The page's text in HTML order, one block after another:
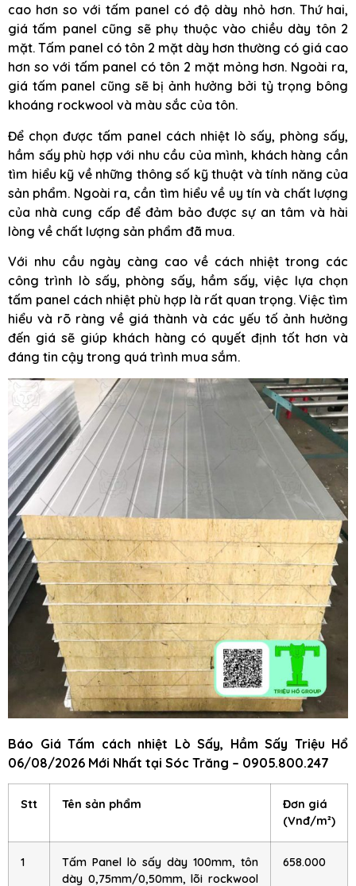
cao hơn so với tấm panel có độ dày nhỏ hơn. Thứ hai,
giá tấm panel cũng sẽ phụ thuộc vào chiều dày tôn 2
mặt. Tấm panel có tôn 2 mặt dày hơn thường có giá cao
hơn so với tấm panel có tôn 2 mặt mỏng hơn. Ngoài ra,
giá tấm panel cũng sẽ bị ảnh hưởng bởi tỷ trọng bông
khoáng rockwool và màu sắc của tôn.
Để chọn được tấm panel cách nhiệt lò sấy, phòng sấy,
hầm sấy phù hợp với nhu cầu của mình, khách hàng cần
tìm hiểu kỹ về những thông số kỹ thuật và tính năng của
sản phẩm. Ngoài ra, cần tìm hiểu về uy tín và chất lượng
của nhà cung cấp để đảm bảo được sự an tâm và hài
lòng về chất lượng sản phẩm đã mua.
Với nhu cầu ngày càng cao về cách nhiệt trong các
công trình lò sấy, phòng sấy, hầm sấy, việc lựa chọn
tấm panel cách nhiệt phù hợp là rất quan trọng. Việc tìm
hiểu và rõ ràng về giá thành và các yếu tố ảnh hưởng
đến giá sẽ giúp khách hàng có quyết định tốt hơn và
đáng tin cậy trong quá trình mua sắm.
Báo Giá Tấm cách nhiệt Lò Sấy, Hầm Sấy Triệu Hổ
06/08/2026 Mới Nhất tại Sóc Trăng – 0905.800.247
Stt Tên sản phẩm
Đơn giá
(Vnđ/m²)
1
Tấm Panel lò sấy dày 100mm, tôn
dày 0,75mm/0,50mm, lõi rockwool
658.000